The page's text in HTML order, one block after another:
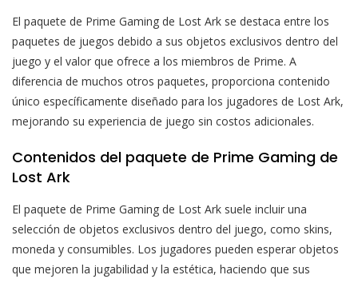
El paquete de Prime Gaming de Lost Ark se destaca entre los
paquetes de juegos debido a sus objetos exclusivos dentro del
juego y el valor que ofrece a los miembros de Prime. A
diferencia de muchos otros paquetes, proporciona contenido
único específicamente diseñado para los jugadores de Lost Ark,
mejorando su experiencia de juego sin costos adicionales.
Contenidos del paquete de Prime Gaming de
Lost Ark
El paquete de Prime Gaming de Lost Ark suele incluir una
selección de objetos exclusivos dentro del juego, como skins,
moneda y consumibles. Los jugadores pueden esperar objetos
que mejoren la jugabilidad y la estética, haciendo que sus